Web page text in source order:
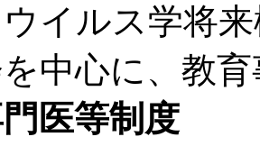
学将来構
中心に、教
医等制度